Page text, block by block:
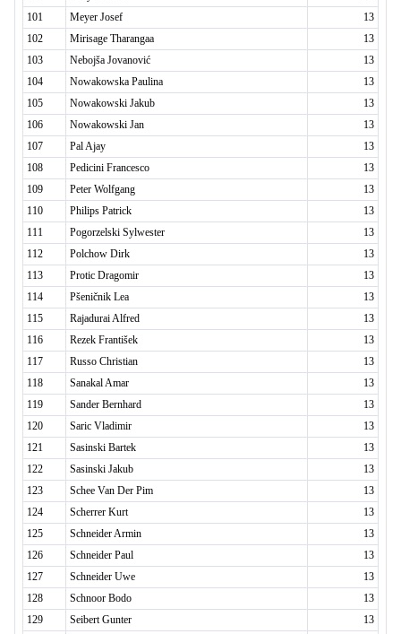
101
Meyer Josef
13
102
Mirisage Tharangaa
13
103
Nebojša Jovanović
13
104
Nowakowska Paulina
13
105
Nowakowski Jakub
13
106
Nowakowski Jan
13
107
Pal Ajay
13
108
Pedicini Francesco
13
109
Peter Wolfgang
13
110
Philips Patrick
13
111
Pogorzelski Sylwester
13
112
Polchow Dirk
13
113
Protic Dragomir
13
114
Pšeničnik Lea
13
115
Rajadurai Alfred
13
116
Rezek František
13
117
Russo Christian
13
118
Sanakal Amar
13
119
Sander Bernhard
13
120
Saric Vladimir
13
121
Sasinski Bartek
13
122
Sasinski Jakub
13
123
Schee Van Der Pim
13
124
Scherrer Kurt
13
125
Schneider Armin
13
126
Schneider Paul
13
127
Schneider Uwe
13
128
Schnoor Bodo
13
129
Seibert Gunter
13